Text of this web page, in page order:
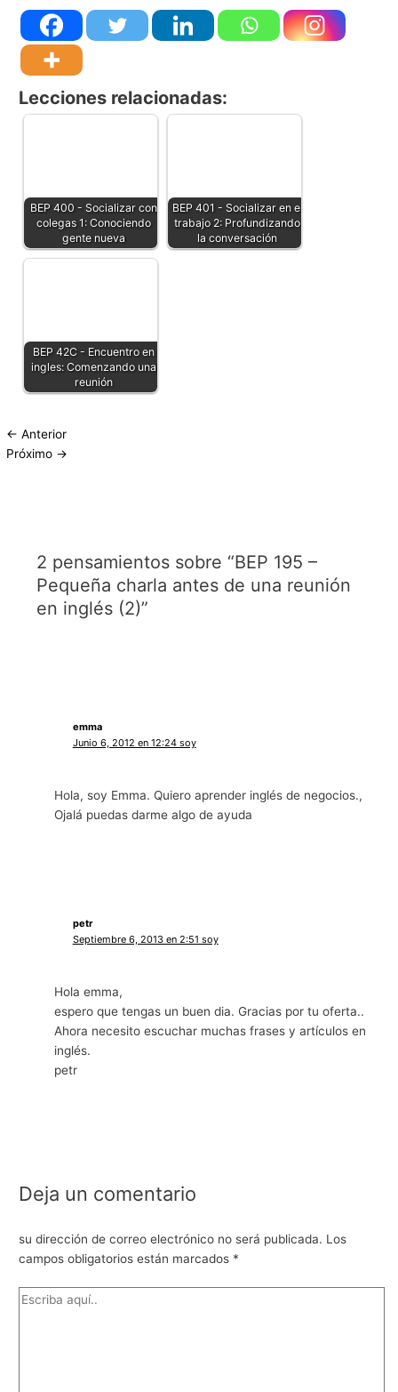
Lecciones relacionadas:
BEP 400 - Socializar con
colegas 1: Conociendo
gente nueva
BEP 401 - Socializar en el
trabajo 2: Profundizando
la conversación
BEP 42C - Encuentro en
ingles: Comenzando una
reunión
← Anterior
Próximo →
2 pensamientos sobre “BEP 195 –
Pequeña charla antes de una reunión
en inglés (2)”
emma
Junio 6, 2012 en 12:24 soy
Hola, soy Emma. Quiero aprender inglés de negocios.,
Ojalá puedas darme algo de ayuda
petr
Septiembre 6, 2013 en 2:51 soy
Hola emma,
espero que tengas un buen dia. Gracias por tu oferta..
Ahora necesito escuchar muchas frases y artículos en
inglés.
petr
Deja un comentario
su dirección de correo electrónico no será publicada. Los
campos obligatorios están marcados *